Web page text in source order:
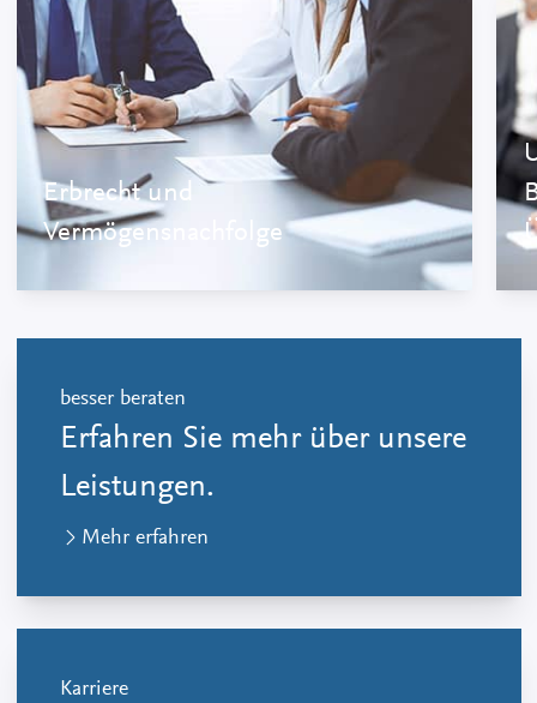
Erbrecht und
Vermögensnachfolge
besser beraten
Erfahren Sie mehr über unsere
Leistungen.
Mehr erfahren
Karriere